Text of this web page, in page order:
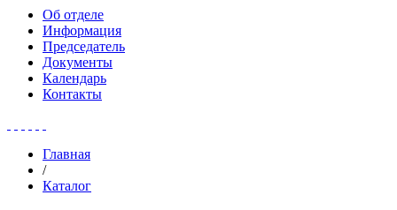
Об отделе
Информация
Председатель
Документы
Календарь
Контакты
Главная
/
Каталог